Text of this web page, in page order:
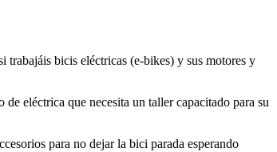
trabajáis bicis eléctricas (e-bikes) y sus motores y
eléctrica que necesita un taller capacitado para su
para no dejar la bici parada esperando